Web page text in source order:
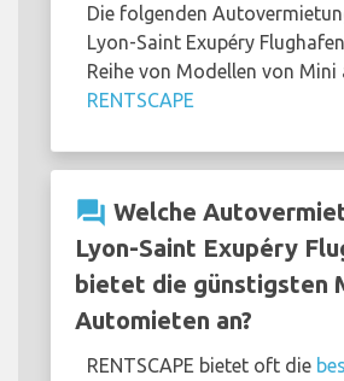
Die folgenden
Lyon-Saint Exupéry
Reihe von Modellen von Mini
RENTSCAPE
question_answer Welche
Lyon-Saint Exupéry
bietet die günstigsten
Automieten an?
RENTSCAPE bietet oft die